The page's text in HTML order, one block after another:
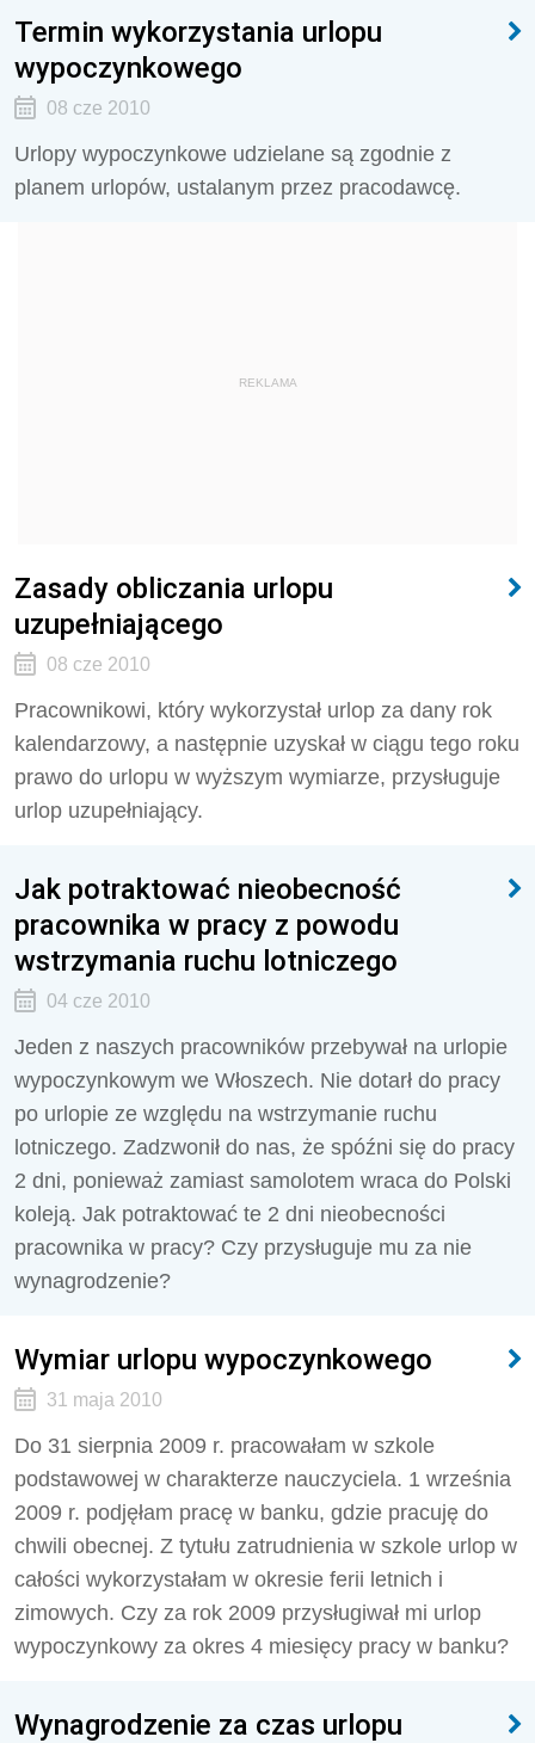
Termin wykorzystania urlopu
wypoczynkowego
08 cze 2010
Urlopy wypoczynkowe udzielane są zgodnie z
planem urlopów, ustalanym przez pracodawcę.
REKLAMA
Zasady obliczania urlopu
uzupełniającego
08 cze 2010
Pracownikowi, który wykorzystał urlop za dany rok
kalendarzowy, a następnie uzyskał w ciągu tego roku
prawo do urlopu w wyższym wymiarze, przysługuje
urlop uzupełniający.
Jak potraktować nieobecność
pracownika w pracy z powodu
wstrzymania ruchu lotniczego
04 cze 2010
Jeden z naszych pracowników przebywał na urlopie
wypoczynkowym we Włoszech. Nie dotarł do pracy
po urlopie ze względu na wstrzymanie ruchu
lotniczego. Zadzwonił do nas, że spóźni się do pracy
2 dni, ponieważ zamiast samolotem wraca do Polski
koleją. Jak potraktować te 2 dni nieobecności
pracownika w pracy? Czy przysługuje mu za nie
wynagrodzenie?
Wymiar urlopu wypoczynkowego
31 maja 2010
Do 31 sierpnia 2009 r. pracowałam w szkole
podstawowej w charakterze nauczyciela. 1 września
2009 r. podjęłam pracę w banku, gdzie pracuję do
chwili obecnej. Z tytułu zatrudnienia w szkole urlop w
całości wykorzystałam w okresie ferii letnich i
zimowych. Czy za rok 2009 przysługiwał mi urlop
wypoczynkowy za okres 4 miesięcy pracy w banku?
Wynagrodzenie za czas urlopu